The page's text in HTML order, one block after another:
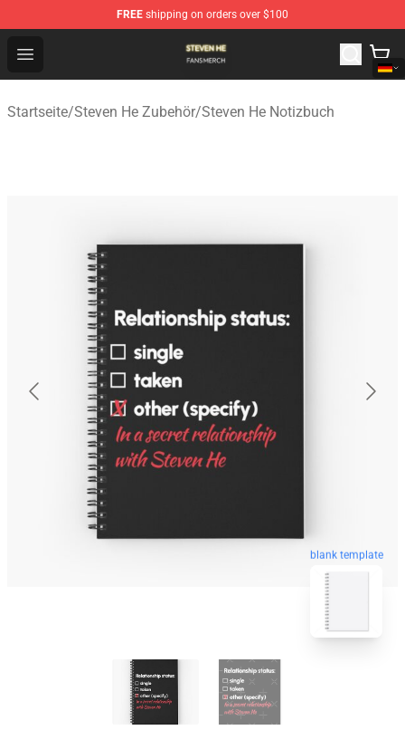
FREE shipping on orders over $100
Open menu
Steven He Shop - Official Steven He Merchandise Store
Startseite/Steven He Zubehör/Steven He Notizbuch
blank template